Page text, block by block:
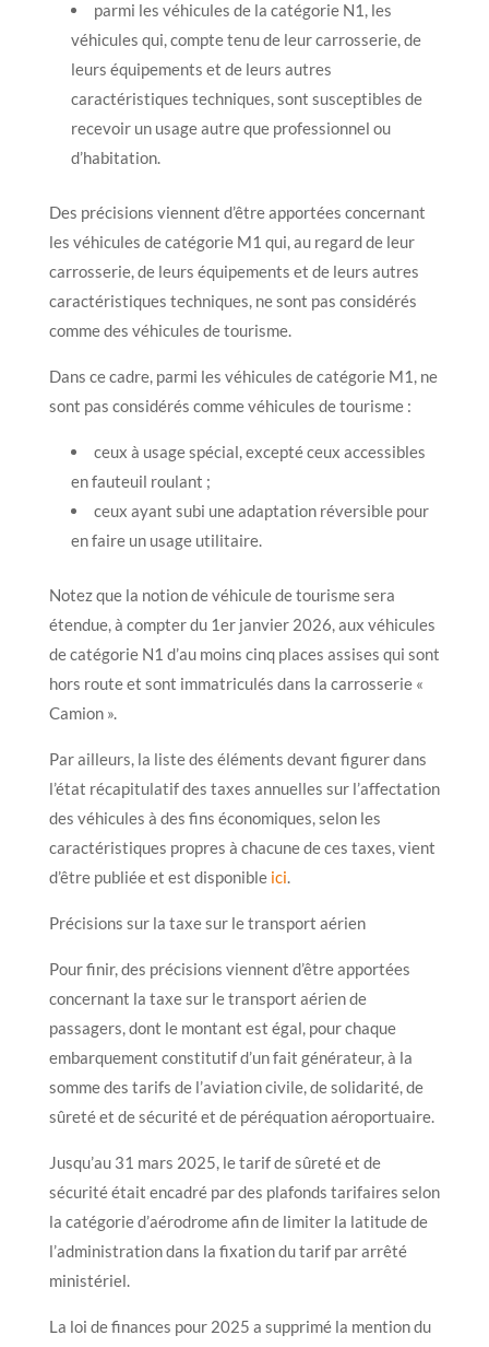
parmi les véhicules de la catégorie N1, les
véhicules qui, compte tenu de leur carrosserie, de
leurs équipements et de leurs autres
caractéristiques techniques, sont susceptibles de
recevoir un usage autre que professionnel ou
d’habitation.
Des précisions viennent d’être apportées concernant
les véhicules de catégorie M1 qui, au regard de leur
carrosserie, de leurs équipements et de leurs autres
caractéristiques techniques, ne sont pas considérés
comme des véhicules de tourisme.
Dans ce cadre, parmi les véhicules de catégorie M1, ne
sont pas considérés comme véhicules de tourisme :
ceux à usage spécial, excepté ceux accessibles
en fauteuil roulant ;
ceux ayant subi une adaptation réversible pour
en faire un usage utilitaire.
Notez que la notion de véhicule de tourisme sera
étendue, à compter du 1er janvier 2026, aux véhicules
de catégorie N1 d’au moins cinq places assises qui sont
hors route et sont immatriculés dans la carrosserie «
Camion ».
Par ailleurs, la liste des éléments devant figurer dans
l’état récapitulatif des taxes annuelles sur l’affectation
des véhicules à des fins économiques, selon les
caractéristiques propres à chacune de ces taxes, vient
d’être publiée et est disponible ici.
Précisions sur la taxe sur le transport aérien
Pour finir, des précisions viennent d’être apportées
concernant la taxe sur le transport aérien de
passagers, dont le montant est égal, pour chaque
embarquement constitutif d’un fait générateur, à la
somme des tarifs de l’aviation civile, de solidarité, de
sûreté et de sécurité et de péréquation aéroportuaire.
Jusqu’au 31 mars 2025, le tarif de sûreté et de
sécurité était encadré par des plafonds tarifaires selon
la catégorie d’aérodrome afin de limiter la latitude de
l’administration dans la fixation du tarif par arrêté
ministériel.
La loi de finances pour 2025 a supprimé la mention du